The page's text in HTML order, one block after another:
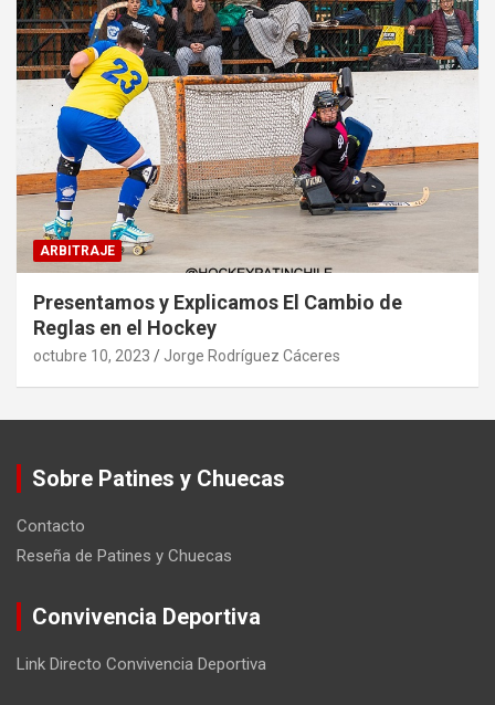
ARBITRAJE
Presentamos y Explicamos El Cambio de
Reglas en el Hockey
octubre 10, 2023 Jorge Rodríguez Cáceres
Sobre Patines y Chuecas
Contacto
Reseña de Patines y Chuecas
Convivencia Deportiva
Link Directo Convivencia Deportiva